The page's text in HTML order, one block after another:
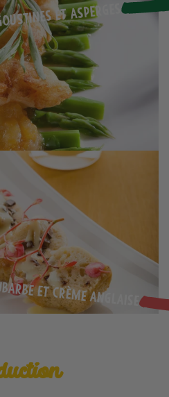
et asperges
et crème anglaise